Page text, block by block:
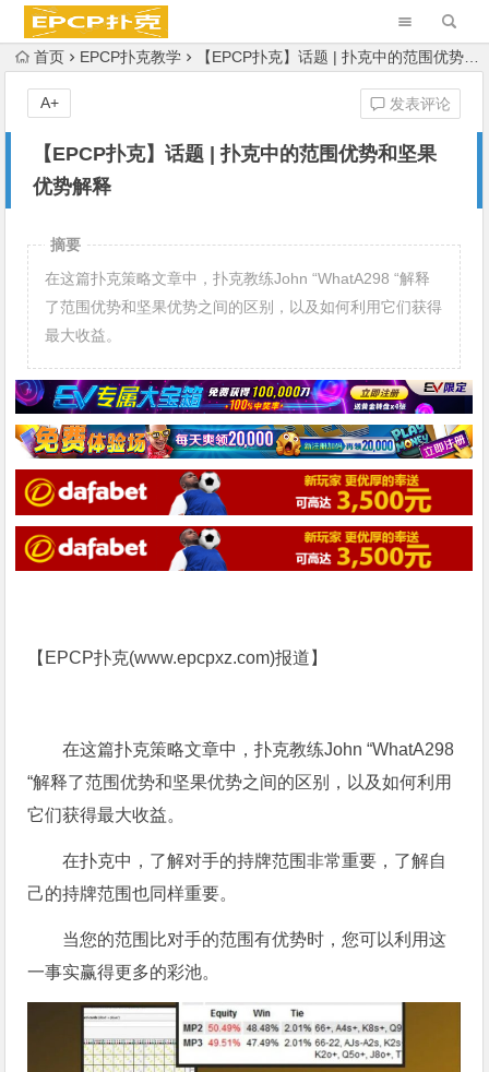
首页 EPCP扑克教学 【EPCP扑克】话题 | 扑克中的范围优势和坚果优势解释
【EPCP扑克】话题 | 扑克中的范围优势和坚果
优势解释
发表评论
A+
摘要
在这篇扑克策略文章中，扑克教练John “WhatA298 “解释
了范围优势和坚果优势之间的区别，以及如何利用它们获得
最大收益。
【EPCP扑克(www.epcpxz.com)报道】
在这篇扑克策略文章中，扑克教练John “WhatA298
“解释了范围优势和坚果优势之间的区别，以及如何利用
它们获得最大收益。
在扑克中，了解对手的持牌范围非常重要，了解自
己的持牌范围也同样重要。
当您的范围比对手的范围有优势时，您可以利用这
一事实赢得更多的彩池。